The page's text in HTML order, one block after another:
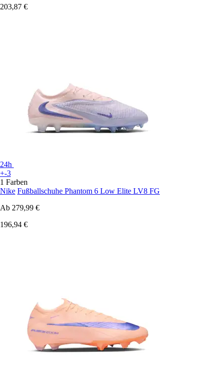
203,87 €
24h
+-3
1 Farben
Nike Fußballschuhe Phantom 6 Low Elite LV8 FG
Ab 279,99 €
196,94 €